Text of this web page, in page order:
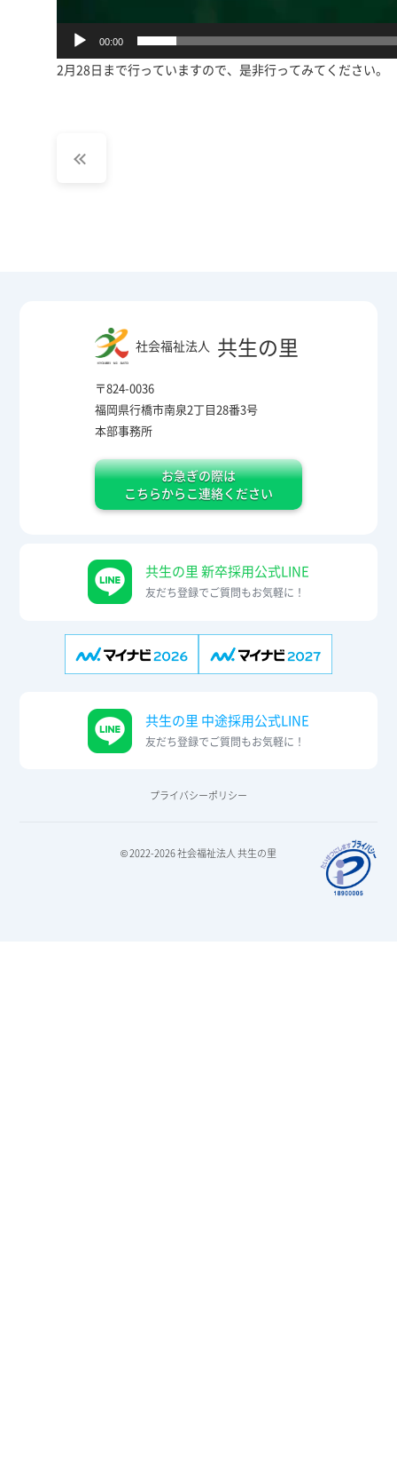
00:00
2月28日まで行っていますので、是非行ってみてください。
社会福祉法人 共生の里
〒824-0036
福岡県行橋市南泉2丁目28番3号
本部事務所
お急ぎの際は
こちらからこ連絡ください
共生の里 新卒採用公式LINE
友だち登録でご質問もお気軽に！
共生の里 中途採用公式LINE
友だち登録でご質問もお気軽に！
プライバシーポリシー
© 2022-2026 社会福祉法人 共生の里